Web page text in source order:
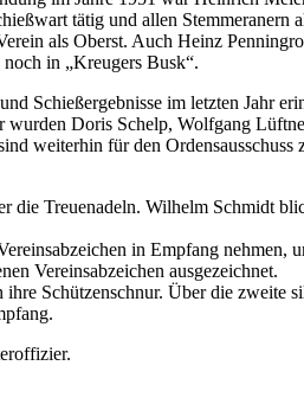
tätig und allen
als Oberst. Auch Heinz
in „Kreugers Busk“.
Schießergebnisse im letzten Jahr
wurden Doris Schelp, Wolfgang
weiterhin für den
Treuenadeln. Wilhelm Schmidt
in Empfang
Vereinsabzeichen ausgezeichnet.
Schützenschnur. Über die